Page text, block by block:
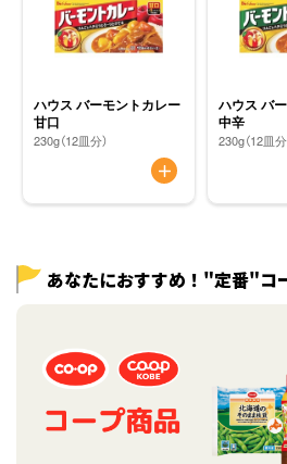
ハウス バーモントカレー
甘口
230g（12皿分）
ハウス バ
中辛
230g（12皿分
あなたにおすすめ！"定番"コ